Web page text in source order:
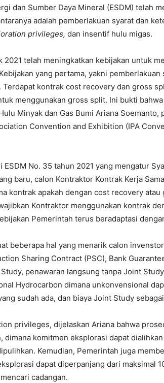
dan Sumber Daya Mineral (ESDM) telah
adalah pemberlakuan syarat dan
privileges, dan insentif hulu migas.
2021 telah meningkatkan kebijakan untuk
yang pertama, yakni pemberlakuan
Terdapat kontrak cost recovery dan gross
menggunakan gross split. Ini bukti
Minyak dan Gas Bumi Ariana Soemanto,
Convention and Exhibition (IPA
No. 35 tahun 2021 yang mengatur
baru, calon Kontraktor Kontrak Kerja
kontrak apakah dengan cost recovery atau
Kontraktor menggunakan kontrak
Pemerintah terus beradaptasi
beberapa hal yang menarik calon
Sharing Contract (PSC), Bank
penawaran langsung tanpa Joint
Hydrocarbon dimana unkonvensional
sudah ada, dan biaya Joint Study
privileges, dijelaskan Ariana bahwa
dimana komitmen eksplorasi dapat
Kemudian, Pemerintah juga
dapat diperpanjang dari maksimal
cadangan.